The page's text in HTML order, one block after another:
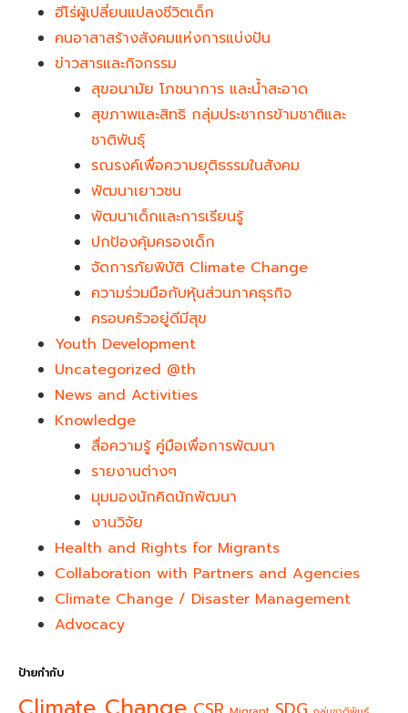
ฮีโร่ผู้เปลี่ยนแปลงชีวิตเด็ก
คนอาสาสร้างสังคมแห่งการแบ่งปัน
ข่าวสารและกิจกรรม
สุขอนามัย โภชนาการ และน้ำสะอาด
สุขภาพและสิทธิ กลุ่มประชากรข้ามชาติและ
ชาติพันธุ์
รณรงค์เพื่อความยุติธรรมในสังคม
พัฒนาเยาวชน
พัฒนาเด็กและการเรียนรู้
ปกป้องคุ้มครองเด็ก
จัดการภัยพิบัติ Climate Change
ความร่วมมือกับหุ้นส่วนภาคธุรกิจ
ครอบครัวอยู่ดีมีสุข
Youth Development​
Uncategorized @th
News and Activities
Knowledge
สื่อความรู้ คู่มือเพื่อการพัฒนา
รายงานต่างๆ
มุมมองนักคิดนักพัฒนา
งานวิจัย
Health and Rights for Migrants
Collaboration with Partners and Agencies
Climate Change / Disaster Management
Advocacy
ป้ายกำกับ